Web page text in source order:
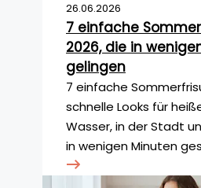
26.06.2026
7 einfache
2026, die in
gelingen
7 einfache
schnelle Looks für
Wasser, in der Stadt
in wenigen Minuten